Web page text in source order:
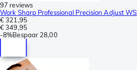
97 reviews
Work Sharp Professional Precision Adjust
€ 321,95
€ 349,95
-8%Bespaar 28,00